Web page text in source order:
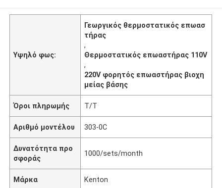
Υψηλό φως:
Γεωργικός θερμοστατικός επωασ
τήρας
,
Θερμοστατικός επωαστήρας 110V
,
220V φορητός επωαστήρας βιοχη
μείας βάσης
Όροι πληρωμής T/T
Αριθμό μοντέλου 303-0C
Δυνατότητα προ
σφοράς
1000/sets/month
Μάρκα Kenton